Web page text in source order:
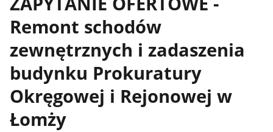
Remont schodów
zewnętrznych i zadaszenia
budynku Prokuratury
Okręgowej i Rejonowej w
Łomży